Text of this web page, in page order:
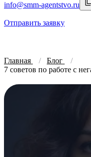
info@smm-agentstvo.ru
Отправить заявку
Главная
Блог
7 советов по работе с